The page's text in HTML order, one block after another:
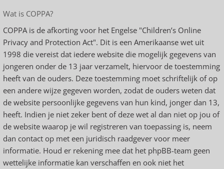
Wat is COPPA?
COPPA is de afkorting voor het Engelse "Children’s Online
Privacy and Protection Act". Dit is een Amerikaanse wet uit
1998 die vereist dat iedere website die mogelijk gegevens van
jongeren onder de 13 jaar verzamelt, hiervoor de toestemming
heeft van de ouders. Deze toestemming moet schriftelijk of op
een andere wijze gegeven worden, zodat de ouders weten dat
de website persoonlijke gegevens van hun kind, jonger dan 13,
heeft. Indien je niet zeker bent of deze wet al dan niet op jou of
de website waarop je wil registreren van toepassing is, neem
dan contact op met een juridisch raadgever voor meer
informatie. Houd er rekening mee dat het phpBB-team geen
wettelijke informatie kan verschaffen en ook niet het